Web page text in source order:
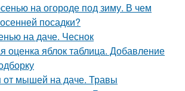
на огороде под зиму. В чем
посадки?
на даче. Чеснок
оценка яблок таблица. Добавление
от мышей на даче. Травы